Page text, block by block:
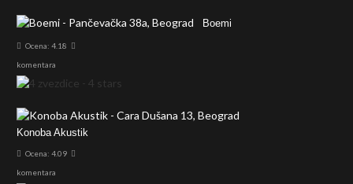
Boemi
Ocena: 4.18
komentara
Konoba Akustik
Ocena: 4.09
komentara